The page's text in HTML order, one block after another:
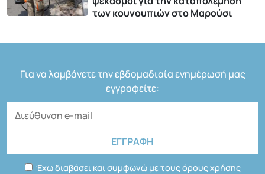
των κουνουπιών στο Μαρούσι
Για να λαμβάνετε την εβδομαδιαία ενημέρωσή μας
εγγραφείτε:
Έχω διαβάσει και συμφωνώ με τους όρους χρήσης